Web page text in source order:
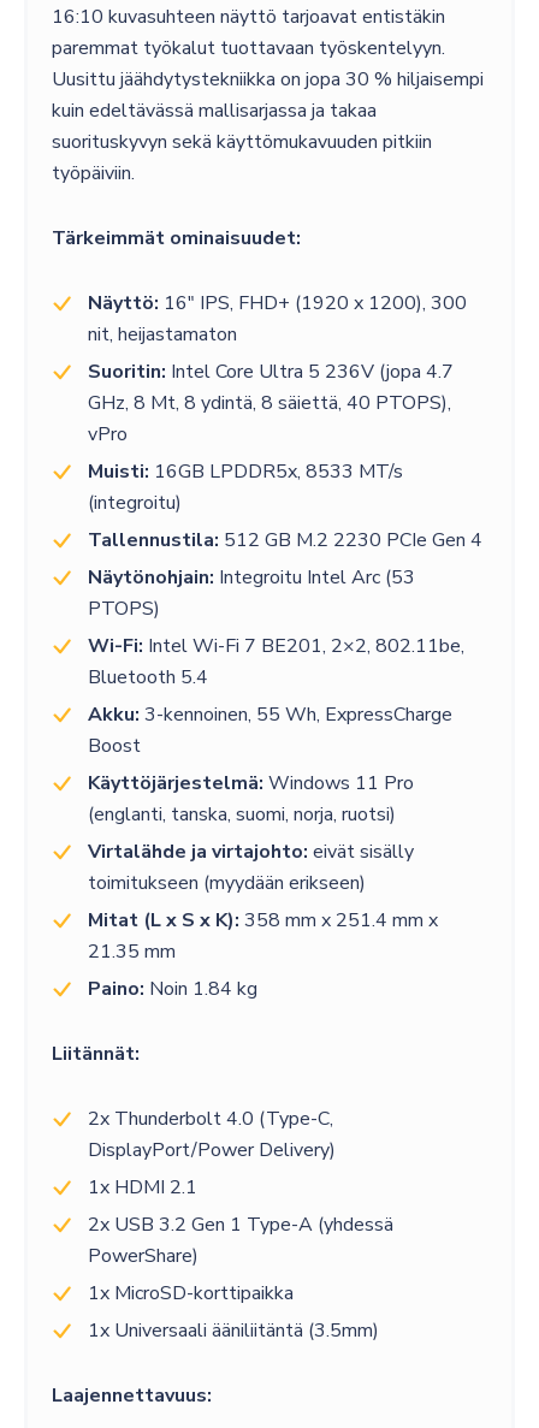
16:10 kuvasuhteen näyttö tarjoavat entistäkin
paremmat työkalut tuottavaan työskentelyyn.
Uusittu jäähdytystekniikka on jopa 30 % hiljaisempi
kuin edeltävässä mallisarjassa ja takaa
suorituskyvyn sekä käyttömukavuuden pitkiin
työpäiviin.
Tärkeimmät ominaisuudet:
Näyttö: 16″ IPS, FHD+ (1920 x 1200), 300
nit, heijastamaton
Suoritin: Intel Core Ultra 5 236V (jopa 4.7
GHz, 8 Mt, 8 ydintä, 8 säiettä, 40 PTOPS),
vPro
Muisti: 16GB LPDDR5x, 8533 MT/s
(integroitu)
Tallennustila: 512 GB M.2 2230 PCIe Gen 4
Näytönohjain: Integroitu Intel Arc (53
PTOPS)
Wi-Fi: Intel Wi-Fi 7 BE201, 2×2, 802.11be,
Bluetooth 5.4
Akku: 3-kennoinen, 55 Wh, ExpressCharge
Boost
Käyttöjärjestelmä: Windows 11 Pro
(englanti, tanska, suomi, norja, ruotsi)
Virtalähde ja virtajohto: eivät sisälly
toimitukseen (myydään erikseen)
Mitat (L x S x K): 358 mm x 251.4 mm x
21.35 mm
Paino: Noin 1.84 kg
Liitännät:
2x Thunderbolt 4.0 (Type-C,
DisplayPort/Power Delivery)
1x HDMI 2.1
2x USB 3.2 Gen 1 Type-A (yhdessä
PowerShare)
1x MicroSD-korttipaikka
1x Universaali ääniliitäntä (3.5mm)
Laajennettavuus: